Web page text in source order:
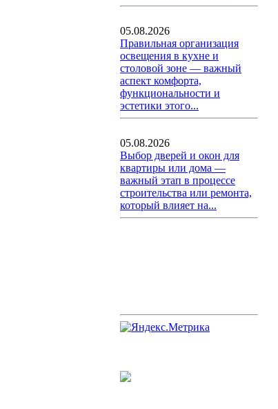
05.08.2026
Правильная организация
освещения в кухне и
столовой зоне — важный
аспект комфорта,
функциональности и
эстетики этого...
05.08.2026
Выбор дверей и окон для
квартиры или дома —
важный этап в процессе
строительства или ремонта,
который влияет на...